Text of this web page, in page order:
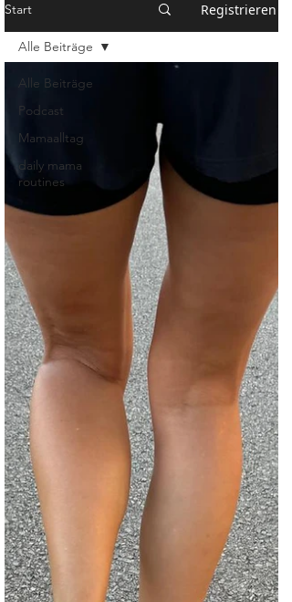
Start Registrieren
Alle Beiträge
Podcast
Mamaalltag
daily mama
routines
Alle Beiträge